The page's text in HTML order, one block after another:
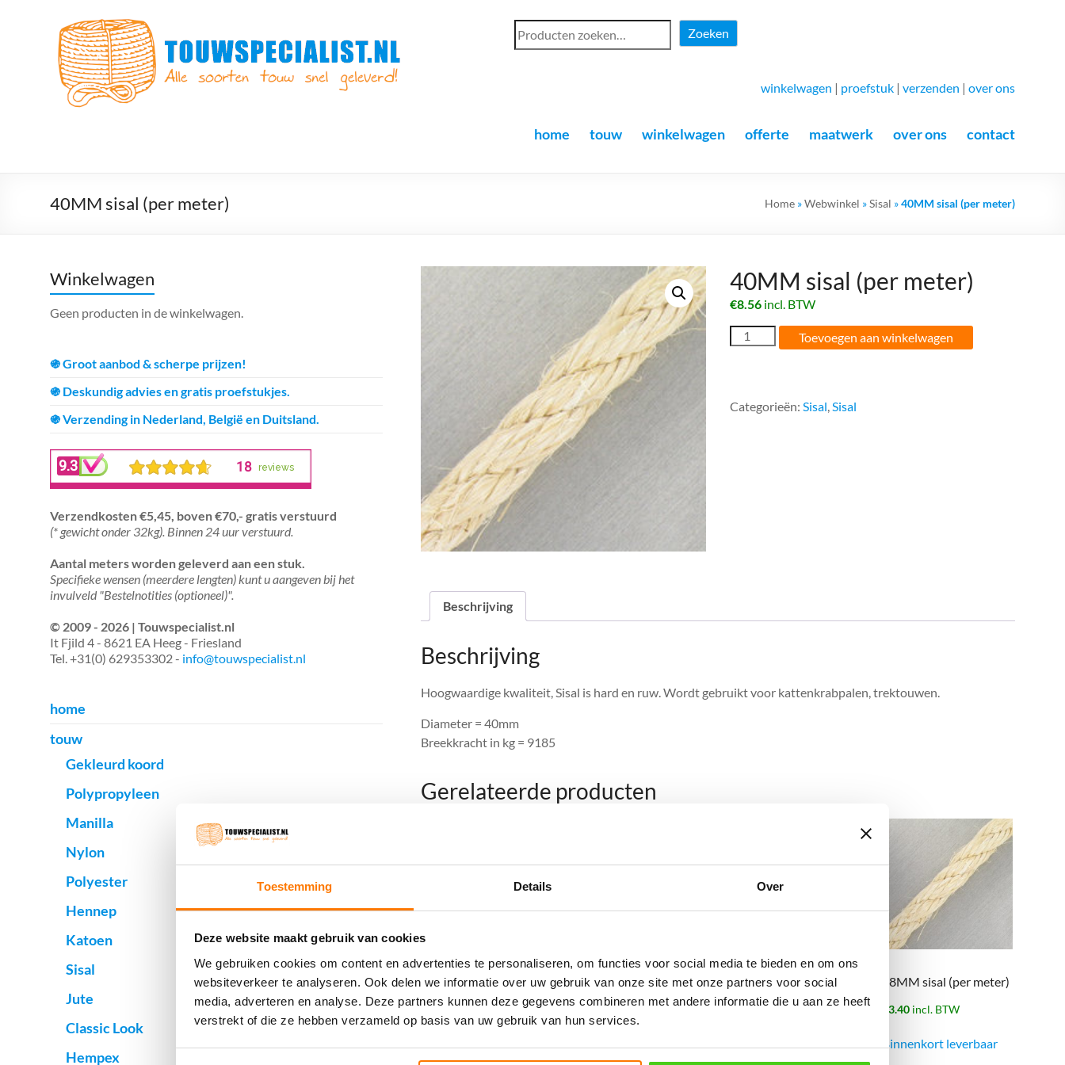
Toestemming Details Over
Deze website maakt gebruik van cookies
We gebruiken cookies om content en advertenties te personaliseren, om functies voor social media te bieden en om ons
websiteverkeer te analyseren. Ook delen we informatie over uw gebruik van onze site met onze partners voor social
media, adverteren en analyse. Deze partners kunnen deze gegevens combineren met andere informatie die u aan ze heeft
verstrekt of die ze hebben verzameld op basis van uw gebruik van hun services.
Touwspecialist.nl
Touwspecialist.nl,
het
adres
en
goed
Zoeken
winkelwagen | proefstuk | verzenden | over ons
home touw winkelwagen offerte maatwerk over ons contact
40MM sisal (per meter) Home »Webwinkel »Sisal »40MM sisal (per meter)
40MM sisal (per meter)
€8.56 incl. BTW
40MM
sisal
Toevoegen aan winkelwagen
Categorieën: Sisal,Sisal
Beschrijving
Beschrijving
Hoogwaardige kwaliteit, Sisal is hard en ruw. Wordt gebruikt voor kattenkrabpalen, trektouwen.
Diameter = 40mm
Breekkracht in kg = 9185
Gerelateerde producten
04MM sisal (per tros
220meter)
12MM sisal (per meter)
€1.10incl. BTW
08MM sisal (per meter)
€0.76incl. BTW
18MM sisal (per meter)
3.40 incl. BTW
Binnenkort leverbaar
Winkelwagen
Geen producten in de winkelwagen.
֍ Groot aanbod & scherpe prijzen!
֍ Deskundig advies en gratis proefstukjes.
֍ Verzending in Nederland, België en Duitsland.
Verzendkosten €5,45, boven €70,- gratis verstuurd
(* gewicht onder 32kg). Binnen 24 uur verstuurd.
Aantal meters worden geleverd aan een stuk.
Specifieke wensen (meerdere lengten) kunt u aangeven bij het
invulveld "Bestelnotities (optioneel)".
© 2009 - 2026 | Touwspecialist.nl
It Fjild 4 - 8621 EA Heeg - Friesland
Tel. +31(0) 629353302 - info@touwspecialist.nl
home
touw
Gekleurd koord
Polypropyleen
Manilla
Nylon
Polyester
Hennep
Katoen
Sisal
Jute
Classic Look
Hempex